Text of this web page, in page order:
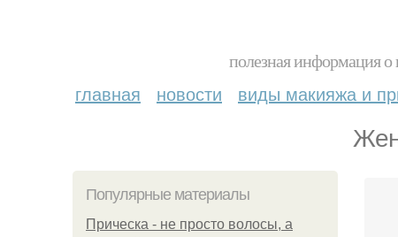
полезная информация о
главная новости виды макияжа и
Популярные материалы
Прическа - не просто волосы, а